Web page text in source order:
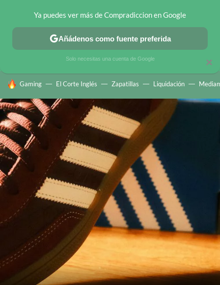
CHOLLOS TELEGRAM OFERTAS EN MÓVILES OFERTAS EN
HOY SE HABLA DE
Gaming El Corte Inglés Zapatillas Liquidación
×
Ya puedes ver más de Compradiccion en Google
Añádenos como fuente preferida
Solo necesitas una cuenta de Google